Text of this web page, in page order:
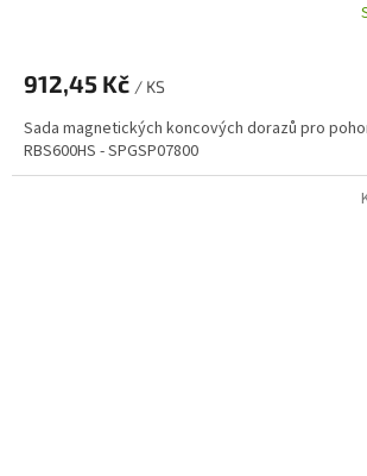
912,45 Kč / KS
Sada magnetických koncových dorazů pro
RBS600HS - SPGSP07800